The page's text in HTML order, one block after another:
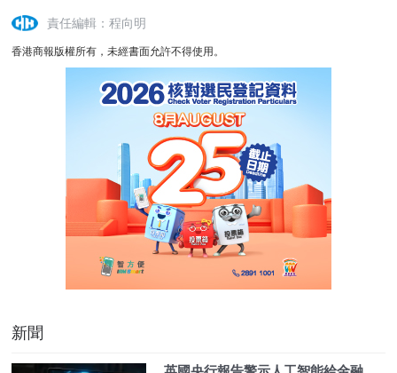
責任編輯：程向明
香港商報版權所有，未經書面允許不得使用。
新聞